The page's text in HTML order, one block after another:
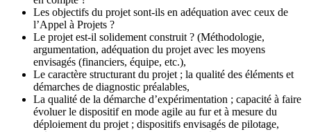
Les objectifs du projet sont-ils en adéquation avec ceux de
l’Appel à Projets ?
Le projet est-il solidement construit ? (Méthodologie,
argumentation, adéquation du projet avec les moyens
envisagés (financiers, équipe, etc.),
Le caractère structurant du projet ; la qualité des éléments et
démarches de diagnostic préalables,
La qualité de la démarche d’expérimentation ; capacité à faire
évoluer le dispositif en mode agile au fur et à mesure du
déploiement du projet ; dispositifs envisagés de pilotage,